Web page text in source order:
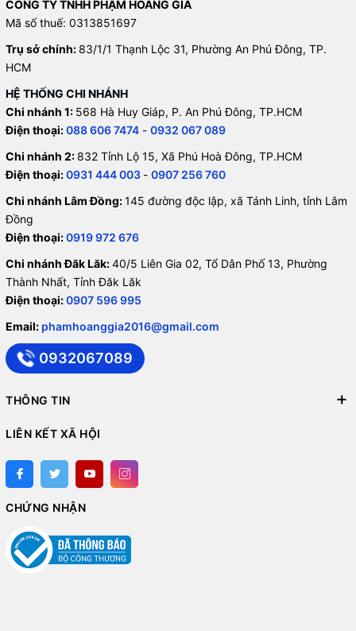
CÔNG TY TNHH PHẠM HOÀNG GIA
Mã số thuế: 0313851697
Trụ sở chính: 83/1/1 Thạnh Lộc 31, Phường An Phú Đông, TP.
HCM
HỆ THỐNG CHI NHÁNH
Chi nhánh 1: 568 Hà Huy Giáp, P. An Phú Đông, TP.HCM
Điện thoại:088 606 7474 - 0932 067 089
Chi nhánh 2: 832 Tỉnh Lộ 15, Xã Phú Hoà Đông, TP.HCM
Điện thoại:0931 444 003 - 0907 256 760
Chi nhánh Lâm Đồng:145 đường độc lập, xã Tánh Linh, tỉnh Lâm
Đồng
Điện thoại:0919 972 676
Chi nhánh Đăk Lăk:40/5 Liên Gia 02, Tổ Dân Phố 13, Phường
Thành Nhất, Tỉnh Đăk Lăk
Điện thoại:0907 596 995
Email: phamhoanggia2016@gmail.com
0932067089
THÔNG TIN
LIÊN KẾT XÃ HỘI
CHỨNG NHẬN